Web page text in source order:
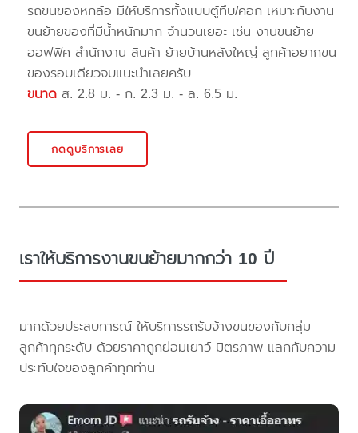
รถขนของหกล้อ มีให้บริการทั้งแบบตู้ทึบ/คอก เหมาะกับงาน
ขนย้ายของที่มีน้ำหนักมาก จำนวนเยอะ เช่น งานขนย้าย
ออฟฟิศ สำนักงาน สินค้า ย้ายบ้านหลังใหญ่ ลูกค้าอยากขน
ของรอบเดียวจบแนะนำเลยครับ
ขนาด ส. 2.8 ม. - ก. 2.3 ม. - ล. 6.5 ม.
กดดูบริการเลย
เราให้บริการงานขนย้ายมากกว่า 10 ปี
มากด้วยประสบการณ์ ให้บริการรถรับจ้างขนของกับกลุ่ม
ลูกค้าทุกระดับ ด้วยราคาถูกย่อมเยาว์ มิตรภาพ แลกกับความ
ประทับใจของลูกค้าทุกท่าน